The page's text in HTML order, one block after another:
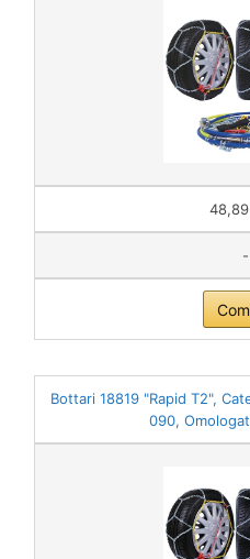
48,89
-
Bottari 18819 "Rapid T2",
090,